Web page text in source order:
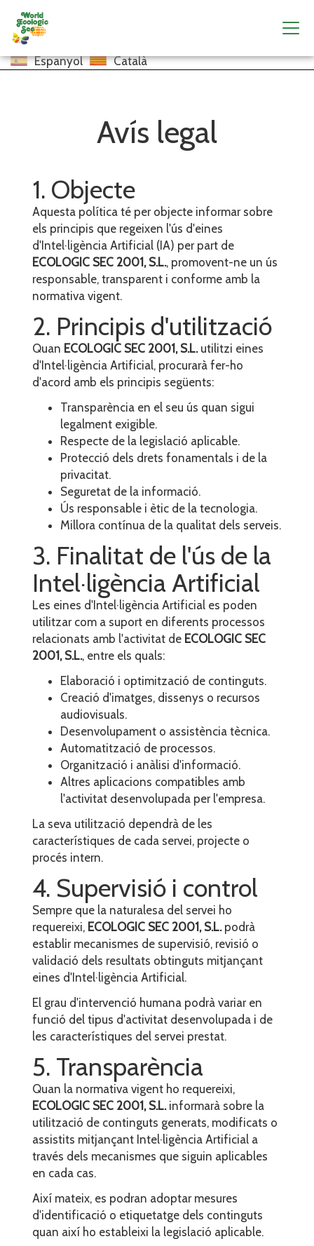
Espanyol Català
Avís legal
1. Objecte
Aquesta política té per objecte informar sobre
els principis que regeixen l'ús d'eines
d'Intel·ligència Artificial (IA) per part de
ECOLOGIC SEC 2001, S.L., promovent-ne un ús
responsable, transparent i conforme amb la
normativa vigent.
2. Principis d'utilització
Quan ECOLOGIC SEC 2001, S.L.utilitzi eines
d'Intel·ligència Artificial, procurarà fer-ho
d'acord amb els principis següents:
Transparència en el seu ús quan sigui
legalment exigible.
Respecte de la legislació aplicable.
Protecció dels drets fonamentals i de la
privacitat.
Seguretat de la informació.
Ús responsable i ètic de la tecnologia.
Millora contínua de la qualitat dels serveis.
3. Finalitat de l'ús de la
Intel·ligència Artificial
Les eines d'Intel·ligència Artificial es poden
utilitzar com a suport en diferents processos
relacionats amb l'activitat de ECOLOGIC SEC
2001, S.L., entre els quals:
Elaboració i optimització de continguts.
Creació d'imatges, dissenys o recursos
audiovisuals.
Desenvolupament o assistència tècnica.
Automatització de processos.
Organització i anàlisi d'informació.
Altres aplicacions compatibles amb
l'activitat desenvolupada per l'empresa.
La seva utilització dependrà de les
característiques de cada servei, projecte o
procés intern.
4. Supervisió i control
Sempre que la naturalesa del servei ho
requereixi, ECOLOGIC SEC 2001, S.L.podrà
establir mecanismes de supervisió, revisió o
validació dels resultats obtinguts mitjançant
eines d'Intel·ligència Artificial.
El grau d'intervenció humana podrà variar en
funció del tipus d'activitat desenvolupada i de
les característiques del servei prestat.
5. Transparència
Quan la normativa vigent ho requereixi,
ECOLOGIC SEC 2001, S.L.informarà sobre la
utilització de continguts generats, modificats o
assistits mitjançant Intel·ligència Artificial a
través dels mecanismes que siguin aplicables
en cada cas.
Així mateix, es podran adoptar mesures
d'identificació o etiquetatge dels continguts
quan així ho estableixi la legislació aplicable.